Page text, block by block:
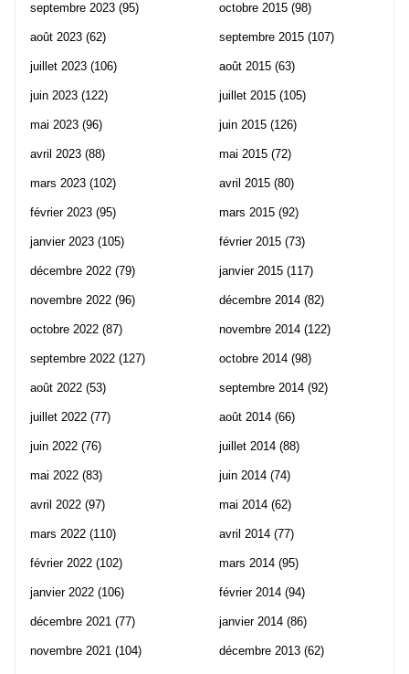
septembre 2023 (95)
août 2023 (62)
juillet 2023 (106)
juin 2023 (122)
mai 2023 (96)
avril 2023 (88)
mars 2023 (102)
février 2023 (95)
janvier 2023 (105)
décembre 2022 (79)
novembre 2022 (96)
octobre 2022 (87)
septembre 2022 (127)
août 2022 (53)
juillet 2022 (77)
juin 2022 (76)
mai 2022 (83)
avril 2022 (97)
mars 2022 (110)
février 2022 (102)
janvier 2022 (106)
décembre 2021 (77)
novembre 2021 (104)
octobre 2015 (98)
septembre 2015 (107)
août 2015 (63)
juillet 2015 (105)
juin 2015 (126)
mai 2015 (72)
avril 2015 (80)
mars 2015 (92)
février 2015 (73)
janvier 2015 (117)
décembre 2014 (82)
novembre 2014 (122)
octobre 2014 (98)
septembre 2014 (92)
août 2014 (66)
juillet 2014 (88)
juin 2014 (74)
mai 2014 (62)
avril 2014 (77)
mars 2014 (95)
février 2014 (94)
janvier 2014 (86)
décembre 2013 (62)